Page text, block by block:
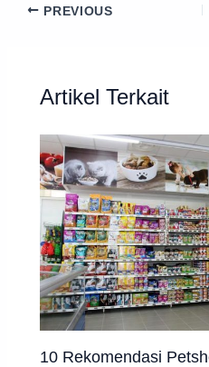
PREVIOUS
Artikel Terkait
10 Rekomendasi